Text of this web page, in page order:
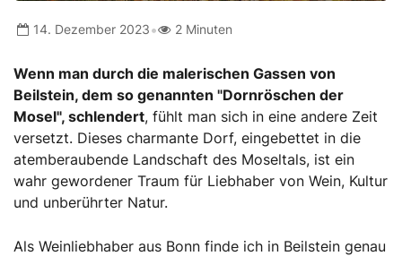
14. Dezember 2023• 2 Minuten
Wenn man durch die malerischen Gassen von
Beilstein, dem so genannten "Dornröschen der
Mosel", schlendert, fühlt man sich in eine andere Zeit
versetzt. Dieses charmante Dorf, eingebettet in die
atemberaubende Landschaft des Moseltals, ist ein
wahr gewordener Traum für Liebhaber von Wein, Kultur
und unberührter Natur.
Als Weinliebhaber aus Bonn finde ich in Beilstein genau